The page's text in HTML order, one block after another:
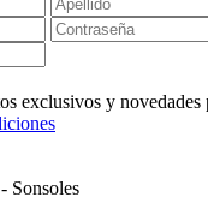
exclusivos y novedades